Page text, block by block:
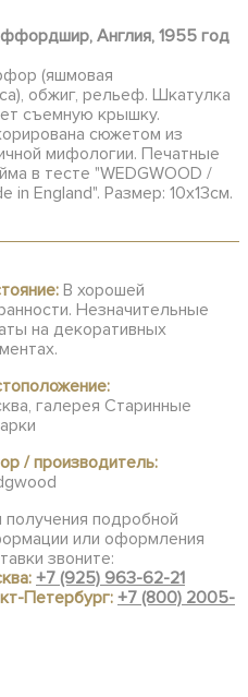
Англия, 1955 год
(яшмовая
обжиг, рельеф. Шкатулка
съемную крышку.
сюжетом из
мифологии. Печатные
в тесте "WEDGWOOD /
in England". Размер: 10х13см.
В хорошей
Незначительные
на декоративных
галерея Старинные
/ производитель:
подробной
или оформления
звоните:
+7 (925) 963-62-21
Петербург:+7 (800) 2005-